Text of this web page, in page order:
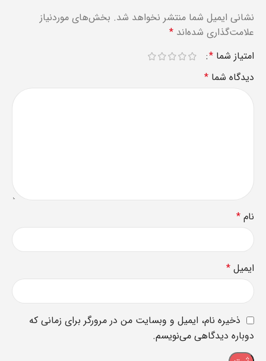
نشانی ایمیل شما منتشر نخواهد شد. بخش‌های موردنیاز
علامت‌گذاری شده‌اند *
امتیاز شما *
دیدگاه شما *
نام *
ایمیل *
ذخیره نام، ایمیل و وبسایت من در مرورگر برای زمانی که
دوباره دیدگاهی می‌نویسم.